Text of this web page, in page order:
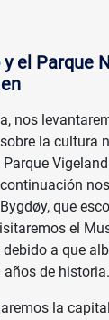
y el Parque
nos
la cultura
Parque
que
el
a que
años de historia.
la